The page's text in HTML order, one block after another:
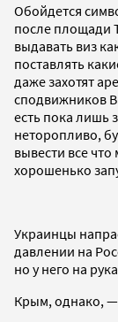
Обойдется
после площади
выдавать виз
поставлять
даже захотят
сподвижников
есть пока лишь
неторопливо,
вывести все
хорошенько
Украинцы
давлении на
но у него на
Крым, однако, —